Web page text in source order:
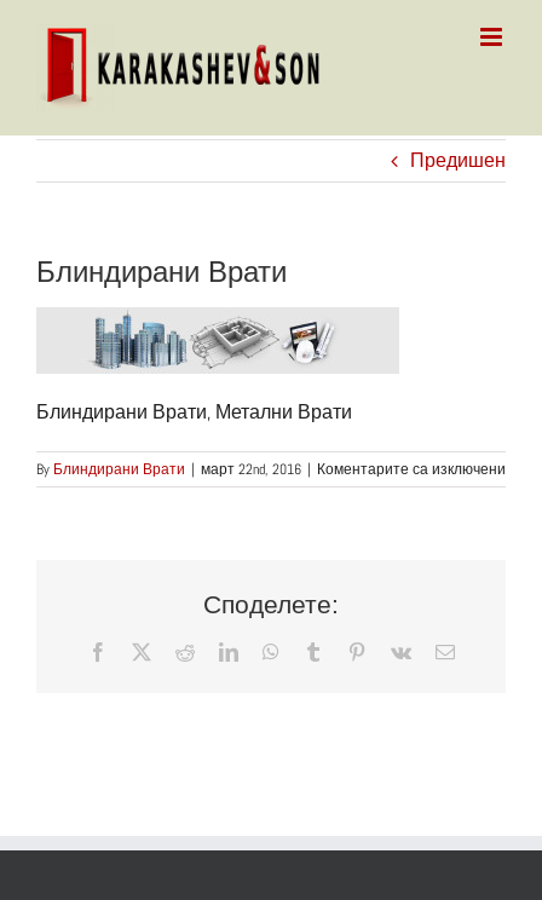
Предишен
Блиндирани Врати
Блиндирани Врати, Метални Врати
By Блиндирани Врати | март 22nd, 2016 | Коментарите са изключени
Споделете:
Facebook RedditLinkedInWhatsApp
Tumblr Pinterest
Vk